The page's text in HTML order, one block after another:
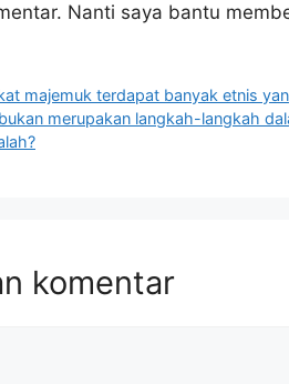
Nanti saya bantu
majemuk terdapat banyak etnis
merupakan langkah-langkah
komentar